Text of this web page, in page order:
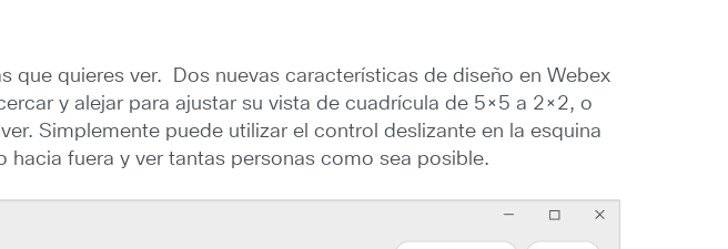
que quieres ver. Dos nuevas características de diseño en Webex
y alejar para ajustar su vista de cuadrícula de 5×5 a 2×2, o
Simplemente puede utilizar el control deslizante en la esquina
fuera y ver tantas personas como sea posible.